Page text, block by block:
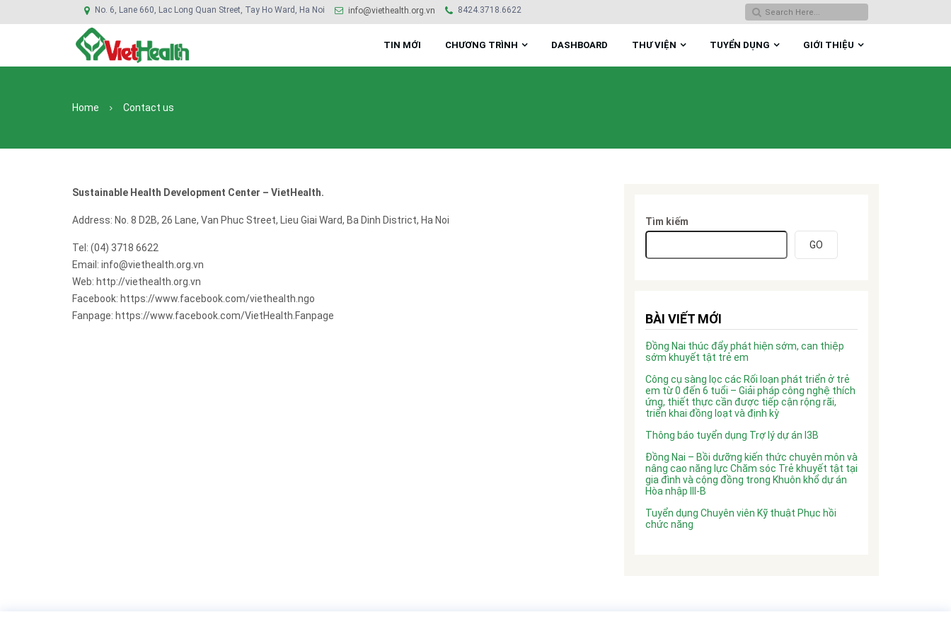
No. 6, Lane 660, Lac Long Quan Street, Tay Ho Ward, Ha Noi info@viethealth.org.vn 8424.3718.6622
TIN MỚI CHƯƠNG TRÌNH DASHBOARD THƯ VIỆN TUYỂN DỤNG GIỚI THIỆU
Home Contact us
Sustainable Health Development Center – VietHealth.
Address: No. 8 D2B, 26 Lane, Van Phuc Street, Lieu Giai Ward, Ba Dinh District, Ha Noi
Tel: (04) 3718 6622
Email: info@viethealth.org.vn
Web: http://viethealth.org.vn
Facebook: https://www.facebook.com/viethealth.ngo
Fanpage: https://www.facebook.com/VietHealth.Fanpage
Tìm kiếm
GO
BÀI VIẾT MỚI
Đồng Nai thúc đẩy phát hiện sớm, can thiệp
sớm khuyết tật trẻ em
Công cụ sàng lọc các Rối loạn phát triển ở trẻ
em từ 0 đến 6 tuổi – Giải pháp công nghệ thích
ứng, thiết thực cần được tiếp cận rộng rãi,
triển khai đồng loạt và định kỳ
Thông báo tuyển dụng Trợ lý dự án I3B
Đồng Nai – Bồi dưỡng kiến thức chuyên môn và
nâng cao năng lực Chăm sóc Trẻ khuyết tật tại
gia đình và cộng đồng trong Khuôn khổ dự án
Hòa nhập III-B
Tuyển dụng Chuyên viên Kỹ thuật Phục hồi
chức năng